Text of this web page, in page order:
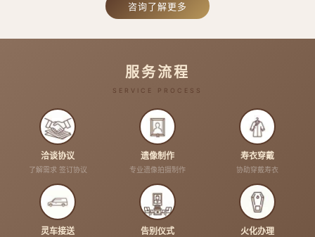
咨询了解更多
服务流程
SERVICE PROCESS
洽谈协议
了解需求 签订协议
遗像制作
专业遗像拍摄制作
寿衣穿戴
协助穿戴寿衣
灵车接送 告别仪式 火化办理